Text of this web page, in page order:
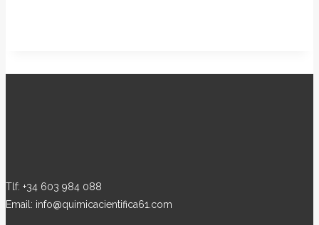
Tlf: +34 603 984 088
Email: info@quimicacientifica61.com